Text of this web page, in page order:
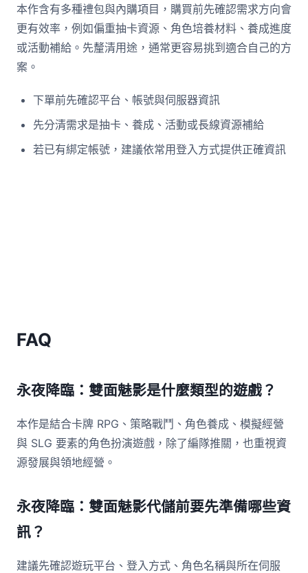
本作含有多種禮包與內購項目，購買前先確認需求方向會
更有效率，例如偏重抽卡資源、角色培養材料、養成進度
或活動補給。先釐清用途，通常更容易挑到適合自己的方
案。
下單前先確認平台、帳號與伺服器資訊
先分清需求是抽卡、養成、活動或長線資源補給
若已有綁定帳號，建議依常用登入方式提供正確資訊
FAQ
永夜降臨：雙面魅影是什麼類型的遊戲？
本作是結合卡牌 RPG、策略戰鬥、角色養成、模擬經營
與 SLG 要素的角色扮演遊戲，除了編隊推關，也重視資
源發展與領地經營。
永夜降臨：雙面魅影代儲前要先準備哪些資
訊？
建議先確認遊玩平台、登入方式、角色名稱與所在伺服